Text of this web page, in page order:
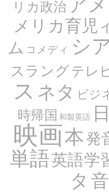
リカ政治
メリカ育児
ム コメディ シ
スラングテレ
ス ネタ ビジ
時帰国 和製英語
映画本発
単語英語学
タ